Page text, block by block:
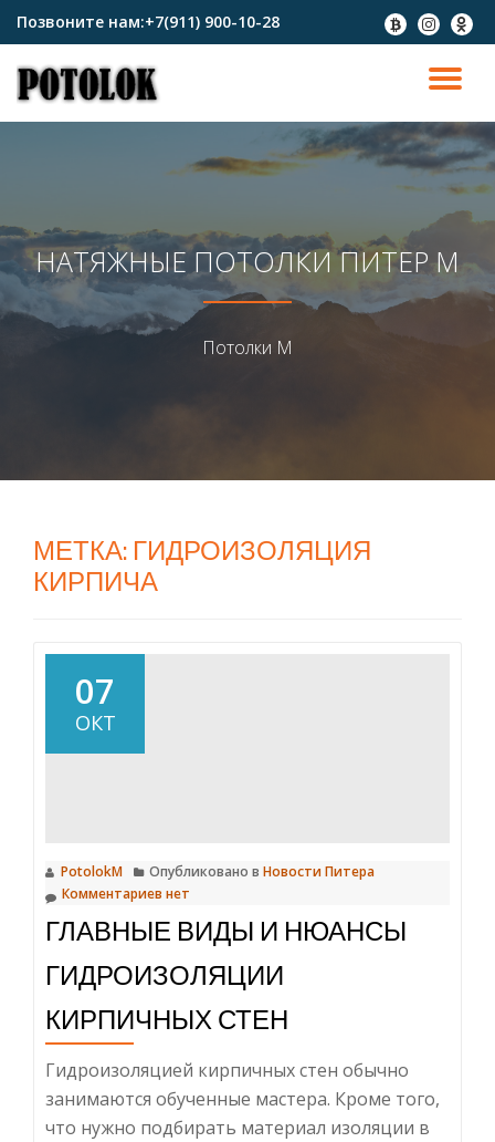
содержимому
Позвоните нам:+7(911) 900-10-28
fa-
btc
fa-
instagram
fa-
НАТЯЖНЫЕ ПОТОЛКИ ПИТЕР М
Потолки М
МЕТКА: ГИДРОИЗОЛЯЦИЯ
КИРПИЧА
07
ОКТ
PotolokM Опубликовано в Новости Питера
Комментариев нет
ГЛАВНЫЕ ВИДЫ И НЮАНСЫ
ГИДРОИЗОЛЯЦИИ
КИРПИЧНЫХ СТЕН
Гидроизоляцией кирпичных стен обычно
занимаются обученные мастера. Кроме того,
что нужно подбирать материал изоляции в